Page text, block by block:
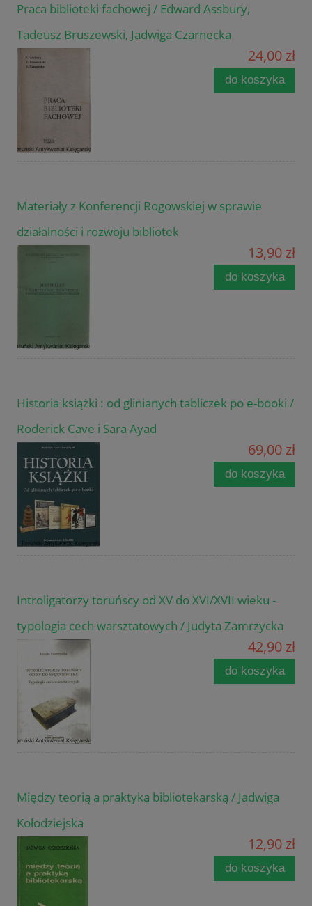
Praca biblioteki fachowej / Edward Assbury,
Tadeusz Bruszewski, Jadwiga Czarnecka
24,00 zł
do koszyka
Materiały z Konferencji Rogowskiej w sprawie
działalności i rozwoju bibliotek
13,90 zł
do koszyka
Historia książki : od glinianych tabliczek po e-booki /
Roderick Cave i Sara Ayad
69,00 zł
do koszyka
Introligatorzy toruńscy od XV do XVI/XVII wieku -
typologia cech warsztatowych / Judyta Zamrzycka
42,90 zł
do koszyka
Między teorią a praktyką bibliotekarską / Jadwiga
Kołodziejska
12,90 zł
do koszyka